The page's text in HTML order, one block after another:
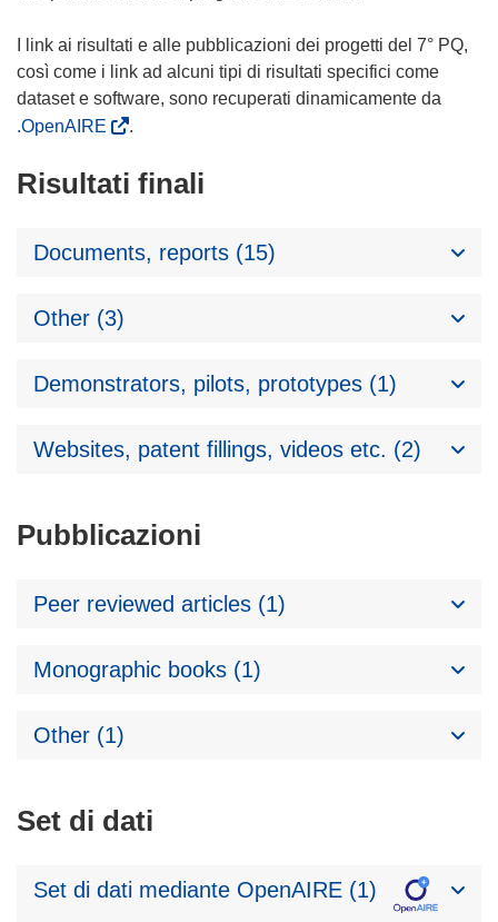
I link ai risultati e alle pubblicazioni dei progetti del 7° PQ,
così come i link ad alcuni tipi di risultati specifici come
dataset e software, sono recuperati dinamicamente da
.OpenAIRE
.
Risultati finali
Documents, reports (15)
Other (3)
Demonstrators, pilots, prototypes (1)
Websites, patent fillings, videos etc. (2)
Pubblicazioni
Peer reviewed articles (1)
Monographic books (1)
Other (1)
Set di dati
Set di dati mediante OpenAIRE (1)